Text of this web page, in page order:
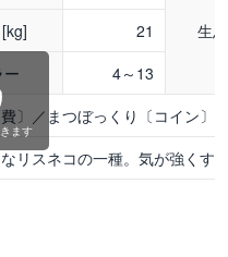
生
21
ー
4～13
〕／まつぼっくり〔コイン〕
リスネコの一種。気が強くす
ます